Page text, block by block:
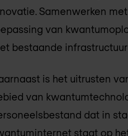
Samenwerken
van
bestaande
is het uitrusten
van
dat in
staat op